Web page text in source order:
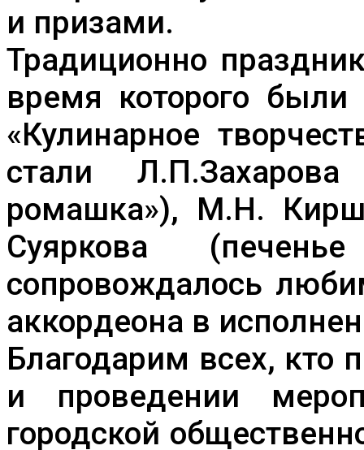
и призами.
Традиционно
время которого были
«Кулинарное
стали
ромашка»), М.Н.
Суяркова
сопровождалось
аккордеона в
Благодарим всех, кто
и проведении
городской